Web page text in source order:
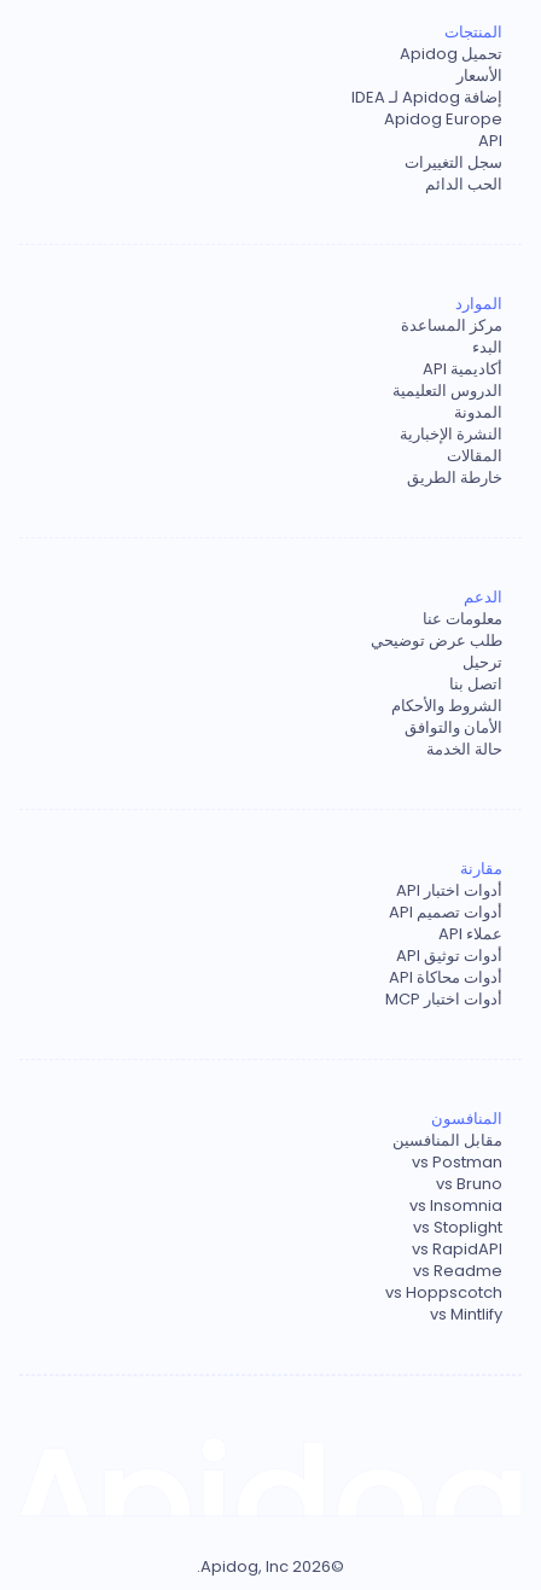
المنتجات
تحميل Apidog
الأسعار
إضافة Apidog لـ IDEA
Apidog Europe
API
سجل التغييرات
الحب الدائم
الموارد
مركز المساعدة
البدء
أكاديمية API
الدروس التعليمية
المدونة
النشرة الإخبارية
المقالات
خارطة الطريق
الدعم
معلومات عنا
طلب عرض توضيحي
ترحيل
اتصل بنا
الشروط والأحكام
الأمان والتوافق
حالة الخدمة
مقارنة
أدوات اختبار API
أدوات تصميم API
عملاء API
أدوات توثيق API
أدوات محاكاة API
أدوات اختبار MCP
المنافسون
مقابل المنافسين
vs Postman
vs Bruno
vs Insomnia
vs Stoplight
vs RapidAPI
vs Readme
vs Hoppscotch
vs Mintlify
©
2026